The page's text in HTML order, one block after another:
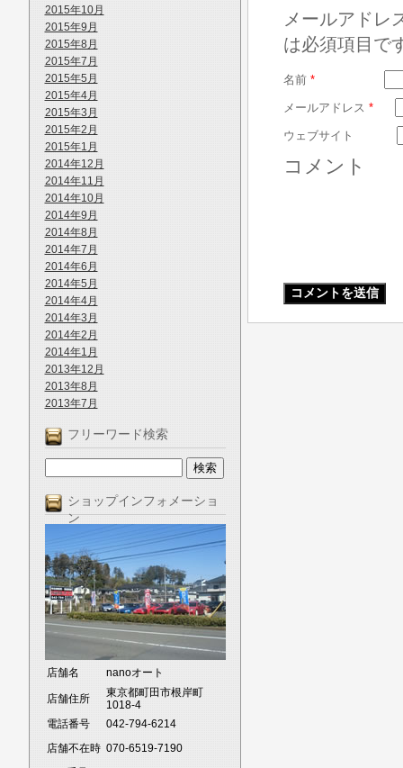
2015年10月
2015年9月
2015年8月
2015年7月
2015年5月
2015年4月
2015年3月
2015年2月
2015年1月
2014年12月
2014年11月
2014年10月
2014年9月
2014年8月
2014年7月
2014年6月
2014年5月
2014年4月
2014年3月
2014年2月
2014年1月
2013年12月
2013年8月
2013年7月
フリーワード検索
ショップインフォメーショ
ン
店舗名 nanoオート
店舗住所
東京都町田市根岸町
1018-4
電話番号
042-794-6214
店舗不在時 070-6519-7190
メールアドレ
は必須項目で
名前 *
メールアドレス *
ウェブサイト
コメント